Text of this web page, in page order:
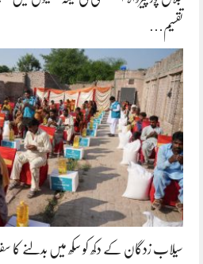
تقسیم…
سیلاب زدگان کے دکھ کو سکھ میں بدلنے کا